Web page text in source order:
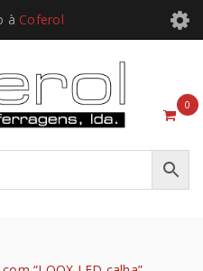
à Coferol
0